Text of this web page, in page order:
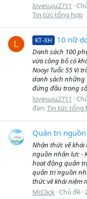
lovesuju2711
Tin tức tổng hợp
L KT-XH 10 nữ
Danh sách 100
vừa công bố có
Nooyi Tuổi: 55 Vị
danh sách
đứng đầu trong
lovesuju2711
đàn:Tin tức tổng
Quản trị
Nhận thức về
nguồn nhân lực -
hoạt động quản
quản trị nguồn
thức về khái niệm
Mr.Click Chủ đề